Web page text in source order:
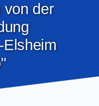
von der